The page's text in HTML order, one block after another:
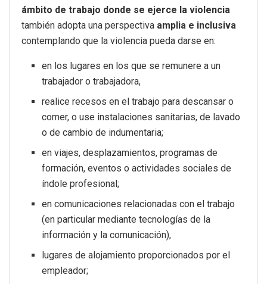
ámbito de trabajo donde se ejerce la violencia
también adopta una perspectiva amplia e inclusiva
contemplando que la violencia pueda darse en:
en los lugares en los que se remunere a un
trabajador o trabajadora,
realice recesos en el trabajo para descansar o
comer, o use instalaciones sanitarias, de lavado
o de cambio de indumentaria;
en viajes, desplazamientos, programas de
formación, eventos o actividades sociales de
índole profesional;
en comunicaciones relacionadas con el trabajo
(en particular mediante tecnologías de la
información y la comunicación),
lugares de alojamiento proporcionados por el
empleador;